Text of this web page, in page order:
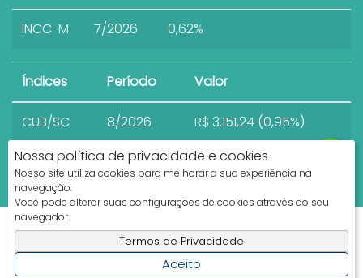
Nossa política de privacidade e cookies
Nosso site utiliza cookies para melhorar a sua experiência na
navegação.
Você pode alterar suas configurações de cookies através do seu
navegador.
Termos de Privacidade
Aceito
INCC-M 7/2026 0,62%
Índices Período Valor
CUB/SC 8/2026 R$ 3.151,24 (0,95%)
Apresenta.me ~ Plataforma Imobiliária
Copyright © 2026 ~ 0.0000s